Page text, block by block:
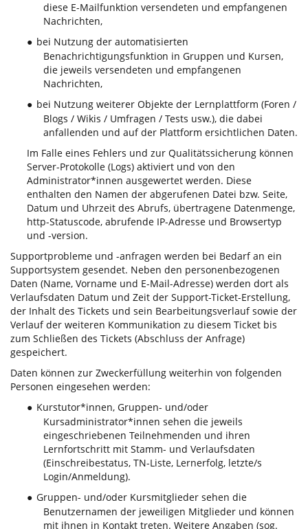
diese E-Mailfunktion versendeten und empfangenen
Nachrichten,
● bei Nutzung der automatisierten
Benachrichtigungsfunktion in Gruppen und Kursen,
die jeweils versendeten und empfangenen
Nachrichten,
● bei Nutzung weiterer Objekte der Lernplattform (Foren /
Blogs / Wikis / Umfragen / Tests usw.), die dabei
anfallenden und auf der Plattform ersichtlichen Daten.
Im Falle eines Fehlers und zur Qualitätssicherung können
Server-Protokolle (Logs) aktiviert und von den
Administrator*innen ausgewertet werden. Diese
enthalten den Namen der abgerufenen Datei bzw. Seite,
Datum und Uhrzeit des Abrufs, übertragene Datenmenge,
http-Statuscode, abrufende IP-Adresse und Browsertyp
und -version.
Supportprobleme und -anfragen werden bei Bedarf an ein
Supportsystem gesendet. Neben den personenbezogenen
Daten (Name, Vorname und E-Mail-Adresse) werden dort als
Verlaufsdaten Datum und Zeit der Support-Ticket-Erstellung,
der Inhalt des Tickets und sein Bearbeitungsverlauf sowie der
Verlauf der weiteren Kommunikation zu diesem Ticket bis
zum Schließen des Tickets (Abschluss der Anfrage)
gespeichert.
Daten können zur Zweckerfüllung weiterhin von folgenden
Personen eingesehen werden:
● Kurstutor*innen, Gruppen- und/oder
Kursadministrator*innen sehen die jeweils
eingeschriebenen Teilnehmenden und ihren
Lernfortschritt mit Stamm- und Verlaufsdaten
(Einschreibestatus, TN-Liste, Lernerfolg, letzte/s
Login/Anmeldung).
● Gruppen- und/oder Kursmitglieder sehen die
Benutzernamen der jeweiligen Mitglieder und können
mit ihnen in Kontakt treten. Weitere Angaben (sog.